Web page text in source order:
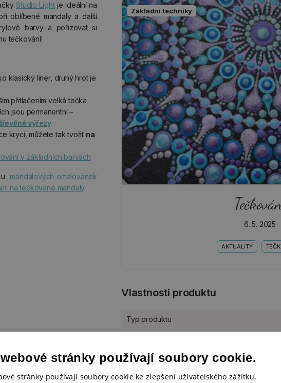
Studio Lightje ideální na
oblíbené mandaly a další
barvy a pořizovat si
tečkování!
klasický liner, druhý hrot je
přitlačením velká tečka
jsou permanentní –
výřezy
krycí, můžete tak tvořit na
v základních barvách
mandalových omalovánek
na tečkované mandaly.
Základní techniky
6. 5. 2025
AKTUALITY
Vlastnosti produktu
Typ produktu
V sadě
Designér
stránky používají soubory cookie.
stránky používají soubory cookie ke zlepšení uživatelského zážitku.